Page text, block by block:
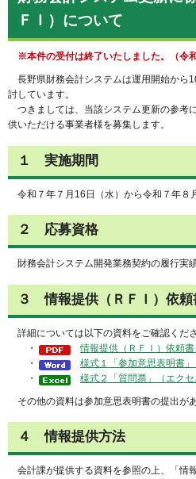
ＦＩ）について
※本件の受付は終了いたしました。（令
長野県財務会計システムは運用開始から
討しています。
つきましては、当該システム更新の参考
供いただける事業者様を募集します。
１ 実施期間
令和７年７月16日（水）から令和７年８
２ 応募資格
財務会計システム開発業務契約の履行実
３ 情報提供（ＲＦＩ）依頼
詳細については以下の資料をご確認くださ
・
情報提供（ＲＦＩ）依頼書
・
様式１「参加意思表明書」
・
様式２「質問票」（エクセ
その他の資料は参加意思表明書の提出が
４ 情報提供方法
会計課が提供する資料を参照の上、「情